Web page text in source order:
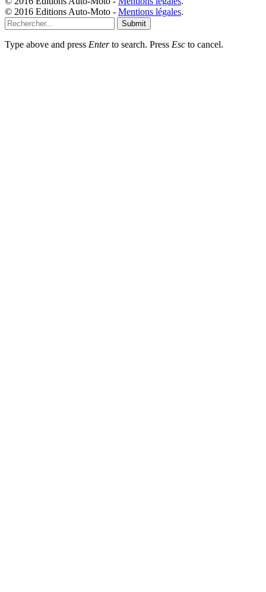
© 2016 Editions Auto-Moto - Mentions légales.
Submit
Type above and press Enterto search. Press Esc to cancel.